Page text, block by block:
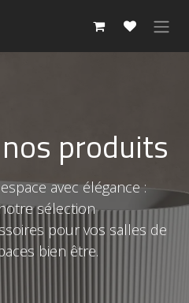
produits
avec élégance :
sélection
pour vos salles de
bien être.